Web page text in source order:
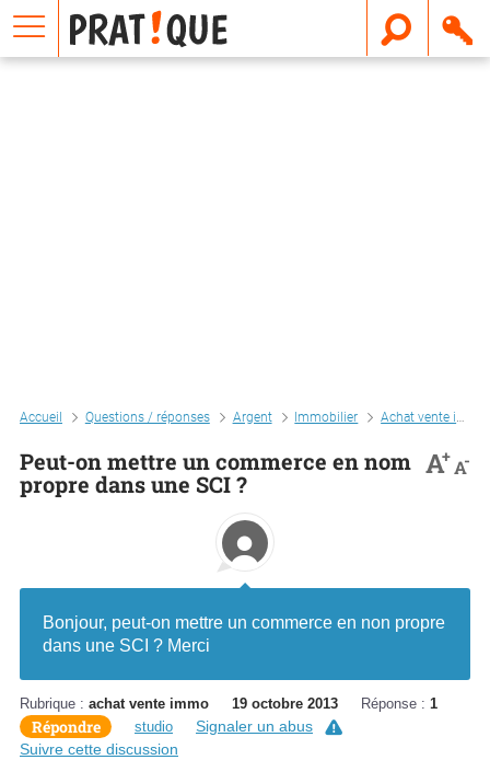
Accueil Questions / réponses Argent Immobilier Achat vente immo
Peut-on mettre un commerce en nom
propre dans une SCI ?
A+A-
Bonjour, peut-on mettre un commerce en non propre
dans une SCI ? Merci
Rubrique : achat vente immo 19 octobre 2013 Réponse : 1
Répondre studio
Signaler un abus
Suivre cette discussion
E
m
a